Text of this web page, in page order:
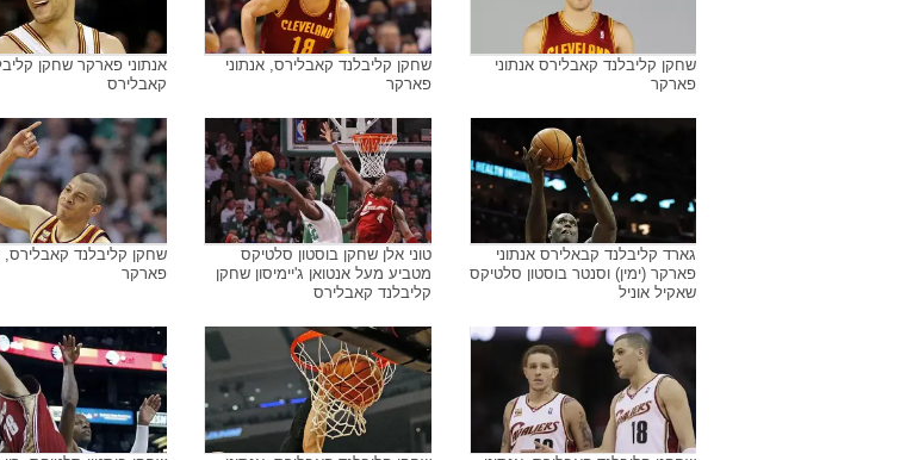
שחקן קליבלנד קאבלירס אנתוני
פארקר
שחקן קליבלנד קאבלירס, אנתוני
פארקר
אנתוני פארקר שחקן
קאבלירס
גארד קליבלנד קבאלירס אנתוני
פארקר (ימין) וסנטר בוסטון סלטיקס
שאקיל אוניל
טוני אלן שחקן בוסטון סלטיקס
מטביע מעל אנטואן ג'יימיסון שחקן
קליבלנד קאבלירס
שחקן קליבלנד קאבלירס,
פארקר